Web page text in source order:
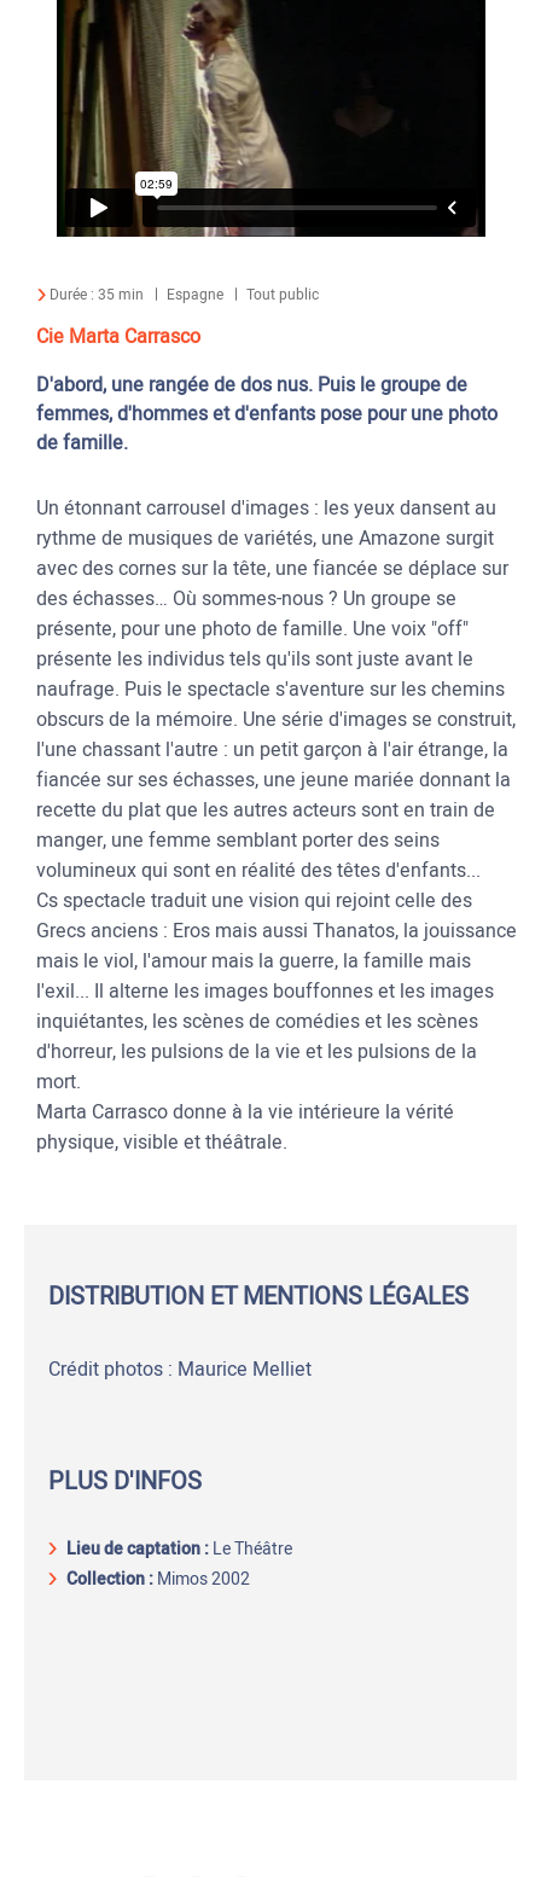
Durée : 35 min Espagne Tout public
Cie Marta Carrasco
D'abord, une rangée de dos nus. Puis le groupe de
femmes, d'hommes et d'enfants pose pour une photo
de famille.
Un étonnant carrousel d'images : les yeux dansent au
rythme de musiques de variétés, une Amazone surgit
avec des cornes sur la tête, une fiancée se déplace sur
des échasses… Où sommes-nous ? Un groupe se
présente, pour une photo de famille. Une voix "off"
présente les individus tels qu'ils sont juste avant le
naufrage. Puis le spectacle s'aventure sur les chemins
obscurs de la mémoire. Une série d'images se construit,
l'une chassant l'autre : un petit garçon à l'air étrange, la
fiancée sur ses échasses, une jeune mariée donnant la
recette du plat que les autres acteurs sont en train de
manger, une femme semblant porter des seins
volumineux qui sont en réalité des têtes d'enfants...
Cs spectacle traduit une vision qui rejoint celle des
Grecs anciens : Eros mais aussi Thanatos, la jouissance
mais le viol, l'amour mais la guerre, la famille mais
l'exil... Il alterne les images bouffonnes et les images
inquiétantes, les scènes de comédies et les scènes
d'horreur, les pulsions de la vie et les pulsions de la
mort.
Marta Carrasco donne à la vie intérieure la vérité
physique, visible et théâtrale.
DISTRIBUTION ET MENTIONS LÉGALES
Crédit photos : Maurice Melliet
PLUS D'INFOS
Lieu de captation:Le Théâtre
Collection :Mimos 2002